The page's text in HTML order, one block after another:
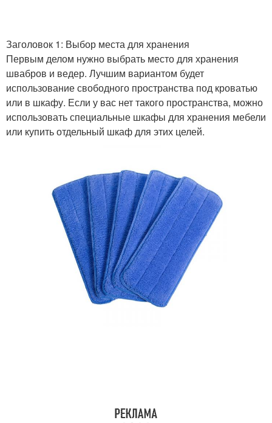
Заголовок 1: Выбор места для хранения
Первым делом нужно выбрать место для хранения
швабров и ведер. Лучшим вариантом будет
использование свободного пространства под кроватью
или в шкафу. Если у вас нет такого пространства, можно
использовать специальные шкафы для хранения мебели
или купить отдельный шкаф для этих целей.